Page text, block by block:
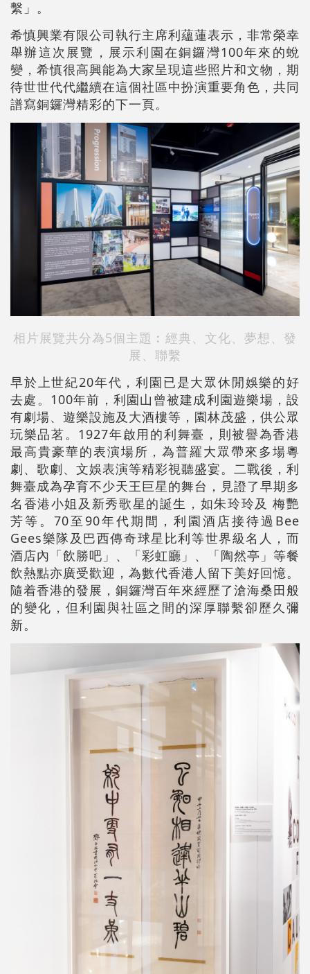
繫」。
希慎興業有限公司執行主席利蘊蓮表示，非常榮幸
舉辦這次展覽，展示利園在銅鑼灣100年來的蛻
變，希慎很高興能為大家呈現這些照片和文物，期
待世世代代繼續在這個社區中扮演重要角色，共同
譜寫銅鑼灣精彩的下一頁。
相片展覽共分為5個主題︰經典、文化、夢想、發
展、聯繫
早於上世紀20年代，利園已是大眾休閒娛樂的好
去處。100年前，利園山曾被建成利園遊樂場，設
有劇場、遊樂設施及大酒樓等，園林茂盛，供公眾
玩樂品茗。1927年啟用的利舞臺，則被譽為香港
最高貴豪華的表演場所，為普羅大眾帶來多場粵
劇、歌劇、文娛表演等精彩視聽盛宴。二戰後，利
舞臺成為孕育不少天王巨星的舞台，見證了早期多
名香港小姐及新秀歌星的誕生，如朱玲玲及 梅艷
芳等。70至90年代期間，利園酒店接待過Bee
Gees樂隊及巴西傳奇球星比利等世界級名人，而
酒店內「飲勝吧」、「彩虹廳」、「陶然亭」等餐
飲熱點亦廣受歡迎，為數代香港人留下美好回憶。
隨着香港的發展，銅鑼灣百年來經歷了滄海桑田般
的變化，但利園與社區之間的深厚聯繫卻歷久彌
新。